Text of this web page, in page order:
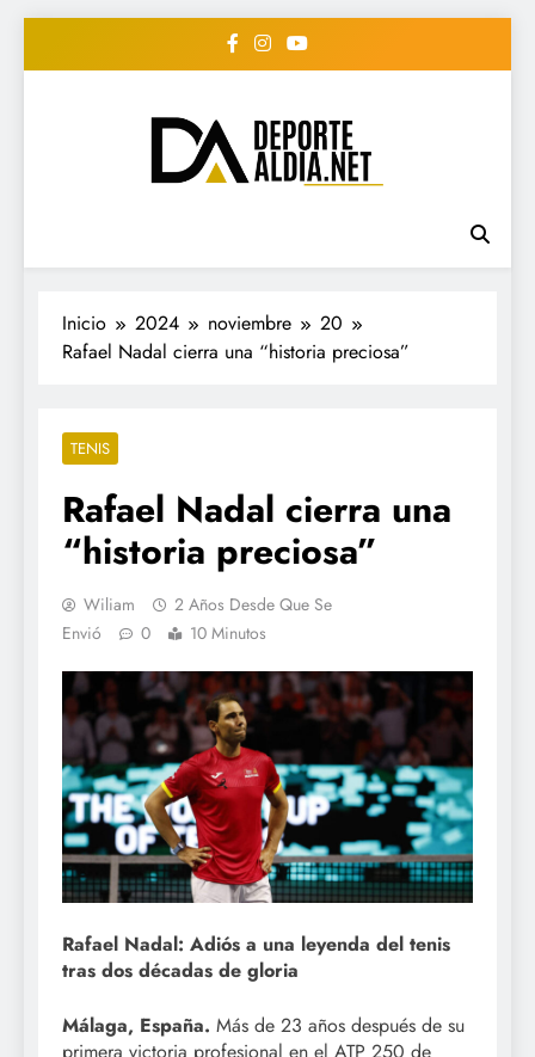
• DEPORTE AL DIA •
"Periodico Deportivo
Digital"
#deportealdiard #deportealdiaperiodico
Inicio 2024 noviembre
20
Rafael Nadal cierra una “historia preciosa”
TENIS
Rafael Nadal cierra una
“historia preciosa”
Wiliam
2 Años Desde Que Se
Envió
0 10 Minutos
Rafael Nadal: Adiós a una leyenda del tenis
tras dos décadas de gloria
Málaga, España. Más de 23 años después de su
primera victoria profesional en el ATP 250 de